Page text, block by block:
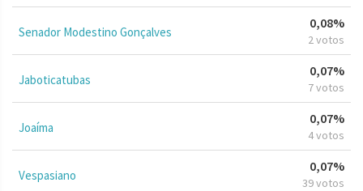
Senador Modestino Gonçalves
0,08%
2 votos
Jaboticatubas
0,07%
7 votos
Joaíma
0,07%
4 votos
Vespasiano
0,07%
39 votos